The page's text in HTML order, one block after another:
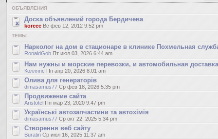
ОБЪЯВЛЕНИЯ
Доска объявлений города Бердичева
koreec Вс фев 12, 2012 9:52 pm
ТЕМЫ
Нарколог на дом в стационаре в клинике Похмельная
RonaldGob Пт июл 03, 2026 6:44 am
Нам нужны и морские перевозки, и автомобильная
Коллянс Пн апр 20, 2026 8:01 am
Олива для генераторів
dimasamus77 Ср фев 18, 2026 5:35 pm
Продвижение сайта
Aristotel Пн мар 23, 2020 9:47 pm
Українські автозапчастини та автохімія
dimasamus77 Ср окт 22, 2025 5:34 pm
Створення веб сайту
Buratin Ср июл 16, 2025 11:37 am